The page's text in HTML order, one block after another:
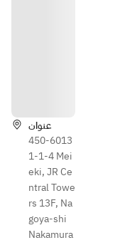
عنوان
450-6013
1-1-4 Mei
eki, JR Ce
ntral Towe
rs 13F, Na
goya-shi
Nakamura